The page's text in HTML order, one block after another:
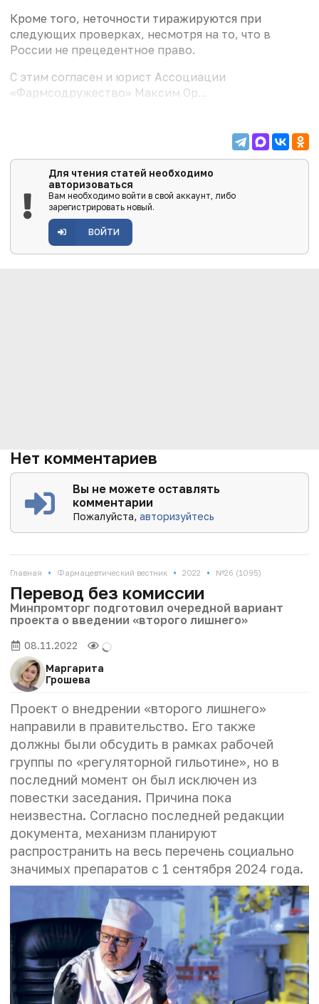
Кроме того, неточности тиражируются при
следующих проверках, несмотря на то, что в
России не прецедентное право.
С этим согласен и юрист Ассоциации
«Фармсодружество» Максим Ор...
Для чтения статей необходимо
авторизоваться
Вам необходимо войти в свой аккаунт, либо
зарегистрировать новый.
ВОЙТИ
Нет комментариев
Вы не можете оставлять
комментарии
Пожалуйста,авторизуйтесь
Главная • Фармацевтический вестник • 2022 • №26 (1095)
Перевод без комиссии
Минпромторг подготовил очередной вариант
проекта о введении «второго лишнего»
08.11.2022
Маргарита
Грошева
Проект о внедрении «второго лишнего»
направили в правительство. Его также
должны были обсудить в рамках рабочей
группы по «регуляторной гильотине», но в
последний момент он был исключен из
повестки заседания. Причина пока
неизвестна. Согласно последней редакции
документа, механизм планируют
распространить на весь перечень социально
значимых препаратов с 1 сентября 2024 года.